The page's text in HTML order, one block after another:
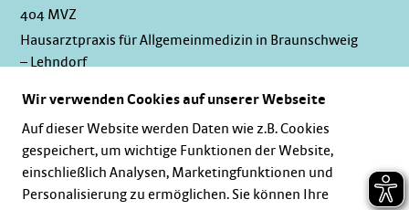
404 MVZ
Hausarztpraxis für Allgemeinmedizin in Braunschweig
– Lehndorf
Wir verwenden Cookies auf unserer Webseite
Auf dieser Website werden Daten wie z.B. Cookies
gespeichert, um wichtige Funktionen der Website,
einschließlich Analysen, Marketingfunktionen und
Personalisierung zu ermöglichen. Sie können Ihre